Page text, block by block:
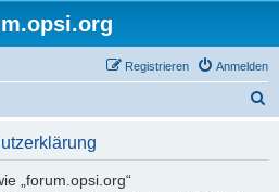
Anmelden
Registrieren
„forum.opsi.org“